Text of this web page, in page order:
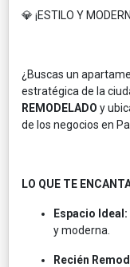
💎 ¡ESTILO Y
¿Buscas un
estratégica de la
REMODELADO y
de los negocios en
LO QUE TE
Espacio Ideal:
y moderna.
Recién